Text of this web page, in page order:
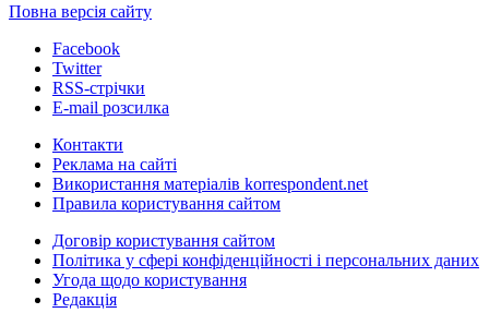
Повна версія сайту
Facebook
Twitter
RSS-стрічки
E-mail розсилка
Контакти
Реклама на сайті
Використання матеріалів korrespondent.net
Правила користування сайтом
Договір користування сайтом
Політика у сфері конфіденційності і персональних даних
Угода щодо користування
Редакція